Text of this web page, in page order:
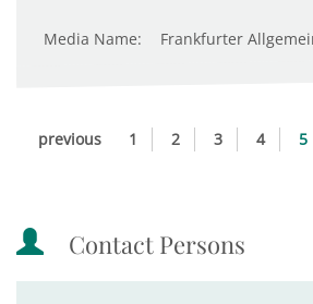
Media Name: Frankfurter
previous 1 2 3 4 5
Contact Persons